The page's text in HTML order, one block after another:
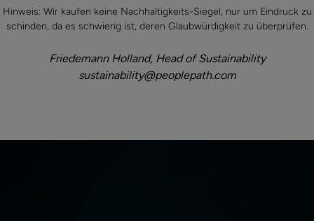
Hinweis: Wir kaufen keine Nachhaltigkeits-Siegel, nur um Eindruck zu
schinden, da es schwierig ist, deren Glaubwürdigkeit zu überprüfen.
Friedemann Holland, Head of Sustainability
sustainability@peoplepath.com